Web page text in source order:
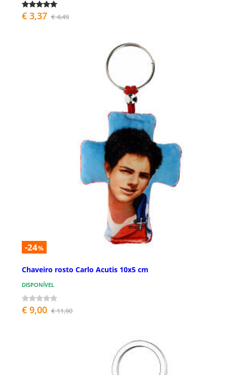
€ 3,37 € 4,49
-24%
Chaveiro rosto Carlo Acutis 10x5 cm
DISPONÍVEL
€ 9,00 € 11,90